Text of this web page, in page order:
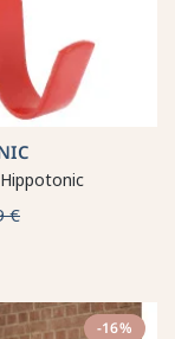
€
-16%